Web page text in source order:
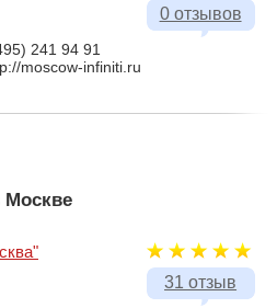
0 отзывов
241 94 91
moscow-infiniti.ru
31 отзыв